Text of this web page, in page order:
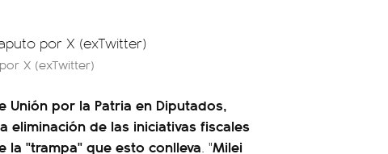
X (exTwitter)
Unión por la Patria en Diputados,
eliminación de las iniciativas fiscales
"trampa" que esto conlleva. "Milei